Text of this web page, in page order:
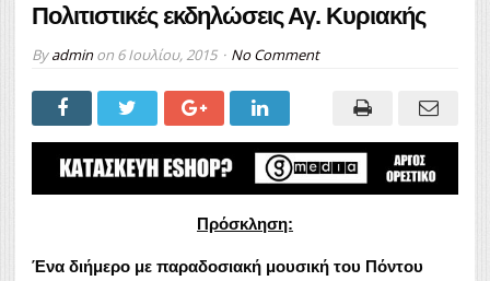
Πολιτιστικές εκδηλώσεις Αγ. Κυριακής
Byadminon 6 Ιουλίου, 2015 No Comment
Πρόσκληση:
Ένα διήμερο με παραδοσιακή μουσική του Πόντου